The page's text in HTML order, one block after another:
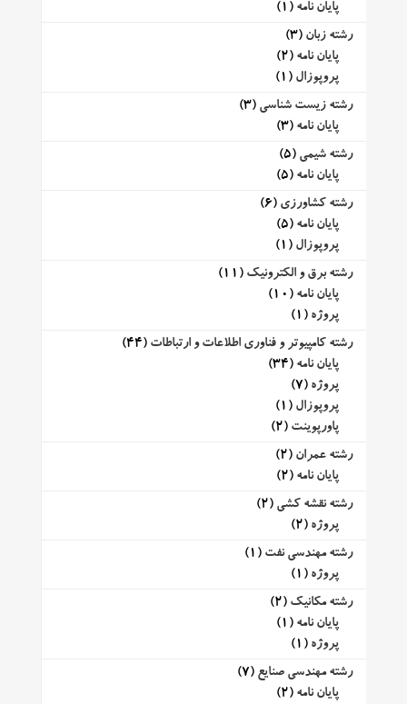
پایان نامه (1)
رشته زبان (3)
پایان نامه (2)
پروپوزال (1)
رشته زیست شناسی (3)
پایان نامه (3)
رشته شیمی (5)
پایان نامه (5)
رشته کشاورزی (6)
پایان نامه (5)
پروپوزال (1)
رشته برق و الکترونیک (11)
پایان نامه (10)
پروژه (1)
رشته کامپیوتر و فناوری اطلاعات و ارتباطات (44)
پایان نامه (34)
پروژه (7)
پروپوزال (1)
پاورپوینت (2)
رشته عمران (2)
پایان نامه (2)
رشته نقشه کشی (2)
پروژه (2)
رشته مهندسی نفت (1)
پروژه (1)
رشته مکانیک (2)
پایان نامه (1)
پروژه (1)
رشته مهندسی صنایع (7)
پایان نامه (2)